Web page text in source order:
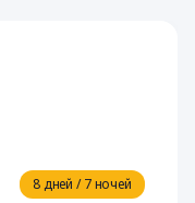
8 дней / 7 ночей